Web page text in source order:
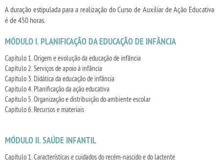
A duração estipulada para a realização do Curso de Auxiliar de Ação Educativa
é de 450 horas.
MÓDULO I. PLANIFICAÇÃO DA EDUCAÇÃO DE INFÂNCIA
Capítulo 1. Origem e evolução da educação de infância
Capítulo 2. Serviços de apoio à infância
Capítulo 3. Didática da educação de infância
Capítulo 4. Planificação da ação educativa
Capítulo 5. Organização e distribuição do ambiente escolar
Capítulo 6. Recursos e materiais
MÓDULO II. SAÚDE INFANTIL
Capítulo 1. Características e cuidados do recém-nascido e do lactente